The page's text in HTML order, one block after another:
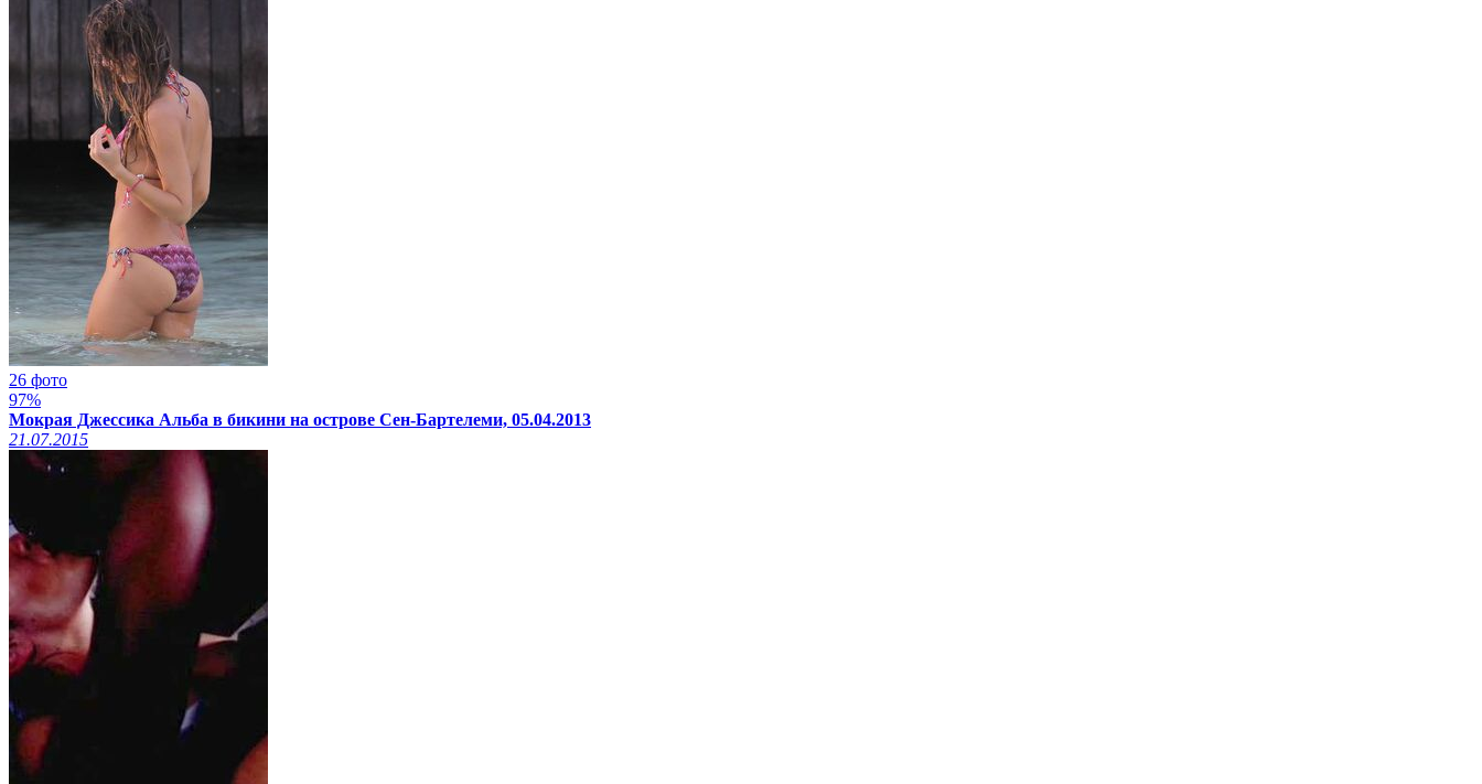
26 фото
97%
Мокрая Джессика Альба в бикини на острове Сен-Бартелеми, 05.04.2013
21.07.2015